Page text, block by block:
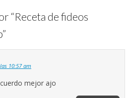
“Receta de fideos
”
10:57 am
mejor ajo